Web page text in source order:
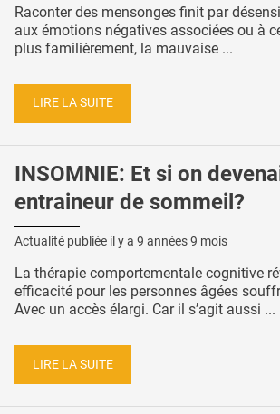
Raconter des mensonges finit par
aux émotions négatives associées ou à
plus familièrement, la mauvaise ...
LIRE LA SUITE
INSOMNIE: Et si on
entraineur de sommeil?
Actualité publiée il y a 9 années 9 mois
La thérapie comportementale cognitive
efficacité pour les personnes âgées
Avec un accès élargi. Car il s’agit aussi ...
LIRE LA SUITE